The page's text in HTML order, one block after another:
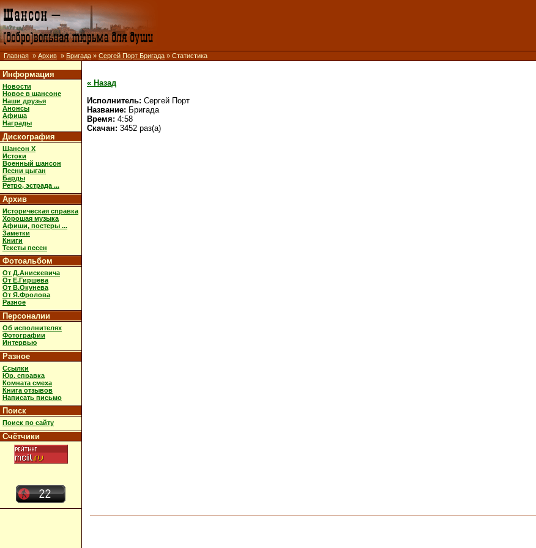
Главная » Архив » Бригада » Сергей Порт Бригада » Статистика
Информация
Новости
Новое в шансоне
Наши друзья
Анонсы
Афиша
Награды
Дискография
Шансон X
Истоки
Военный шансон
Песни цыган
Барды
Ретро, эстрада ...
Архив
Историческая справка
Хорошая музыка
Афиши, постеры ...
Заметки
Книги
Тексты песен
Фотоальбом
От Д.Анискевича
От Е.Гиршева
От В.Окунева
От Я.Фролова
Разное
Персоналии
Об исполнителях
Фотографии
Интервью
Разное
Ссылки
Юр. справка
Комната смеха
Книга отзывов
Написать письмо
Поиск
Поиск по сайту
Счётчики
« Назад
Исполнитель: Сергей Порт
Название: Бригада
Время: 4:58
Скачан: 3452 раз(а)